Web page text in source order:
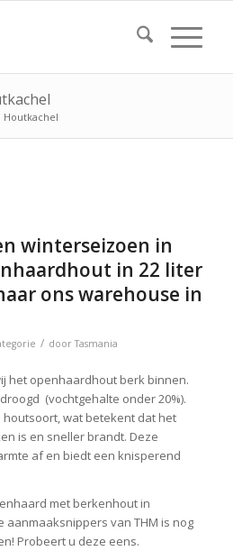
Houtkachel
winterseizoen in
in 22 liter
ons warehouse in
/ doorTasmania
het openhaardhout berk binnen.
(vochtgehalte onder 20%).
wat betekent dat het
is en sneller brandt. Deze
af en biedt een knisperend
met berkenhout in
aanmaaksnippers van THM is nog
Probeert u deze eens.